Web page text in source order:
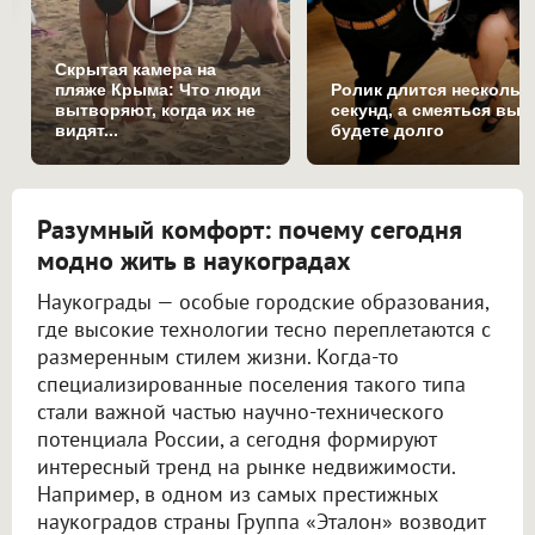
Скрытая камера на
пляже Крыма: Что люди
вытворяют, когда их не
видят...
Ролик длится
секунд, а смеяться вы
будете долго
Разумный комфорт: почему сегодня
модно жить в наукоградах
Наукограды — особые городские образования,
где высокие технологии тесно переплетаются с
размеренным стилем жизни. Когда-то
специализированные поселения такого типа
стали важной частью научно-технического
потенциала России, а сегодня формируют
интересный тренд на рынке недвижимости.
Например, в одном из самых престижных
наукоградов страны Группа «Эталон» возводит